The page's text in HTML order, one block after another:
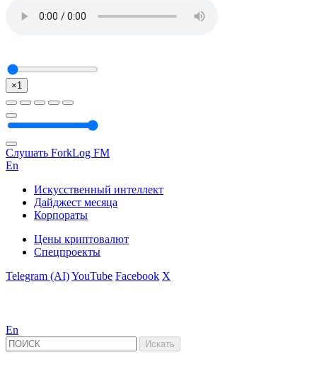
×1
Слушать ForkLog FM
En
Искусственный интеллект
Дайджест месяца
Корпораты
Цены криптовалют
Спецпроекты
Telegram (AI)YouTube Facebook X
En